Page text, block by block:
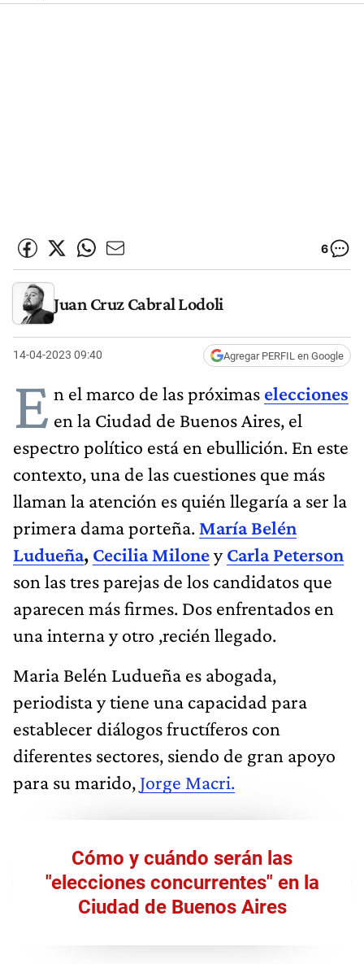
6
Juan Cruz Cabral Lodoli
14-04-2023 09:40 Agregar PERFIL en Google
E n el marco de las próximas elecciones
en la Ciudad de Buenos Aires, el
espectro político está en ebullición. En este
contexto, una de las cuestiones que más
llaman la atención es quién llegaría a ser la
primera dama porteña. María Belén
Ludueña, Cecilia MiloneyCarla Peterson
son las tres parejas de los candidatos que
aparecen más firmes. Dos enfrentados en
una interna y otro ,recién llegado.
Maria Belén Ludueña es abogada,
periodista y tiene una capacidad para
establecer diálogos fructíferos con
diferentes sectores, siendo de gran apoyo
para su marido, Jorge Macri.
Cómo y cuándo serán las
"elecciones concurrentes" en la
Ciudad de Buenos Aires